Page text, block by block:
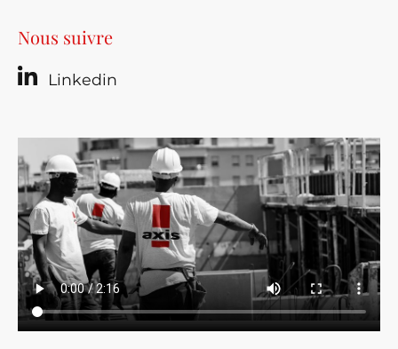
Nous suivre
Linkedin